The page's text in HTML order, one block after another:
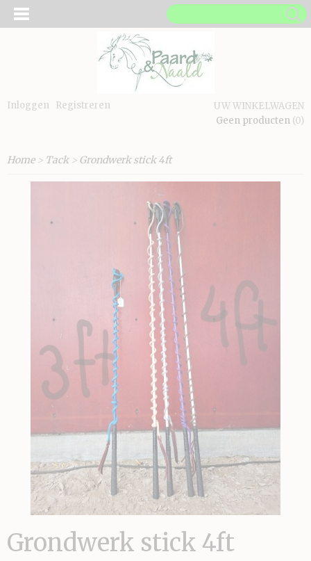
Inloggen Registreren
UW WINKELWAGEN
Geen producten (0)
Home> Tack> Grondwerk stick 4ft
Grondwerk stick 4ft